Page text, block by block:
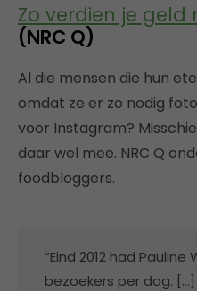
Zo verdien je
(NRC Q)
Al die mensen die hun
omdat ze er zo nodig
voor Instagram?
daar wel mee. NRC Q
foodbloggers.
“Eind 2012 had Pauline
bezoekers per dag.